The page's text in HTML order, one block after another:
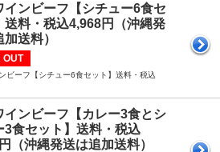
インビーフ【シチュー6食セ
送料・税込4,968円（沖縄発
送料）
OUT
ビーフ【シチュー6食セット】送料・税込
インビーフ【カレー3食とシ
3食セット】送料・税込
（沖縄発送は追加送料）